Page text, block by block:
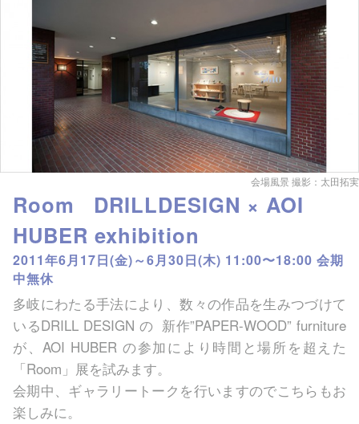
会場風景 撮影：太田拓実
Room DRILLDESIGN × AOI
HUBER exhibition
2011年6月17日(金)～6月30日(木) 11:00〜18:00 会期
中無休
多岐にわたる手法により、数々の作品を生みつづけて
いるDRILL DESIGN の 新作”PAPER-WOOD” furniture
が、AOI HUBER の参加により時間と場所を超えた
「Room」展を試みます。
会期中、ギャラリートークを行いますのでこちらもお
楽しみに。